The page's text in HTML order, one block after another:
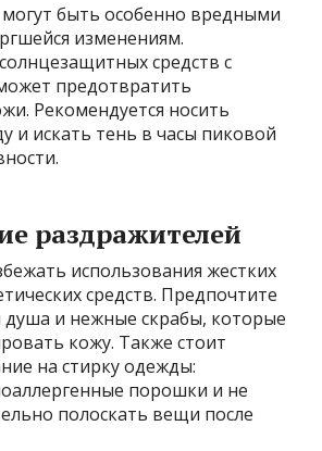
быть особенно вредными
изменениям.
средств с
предотвратить
Рекомендуется носить
и искать тень в часы пиковой
раздражителей
использования жестких
средств. Предпочтите
душа и нежные скрабы, которые
кожу. Также стоит
на стирку одежды:
порошки и не
полоскать вещи после